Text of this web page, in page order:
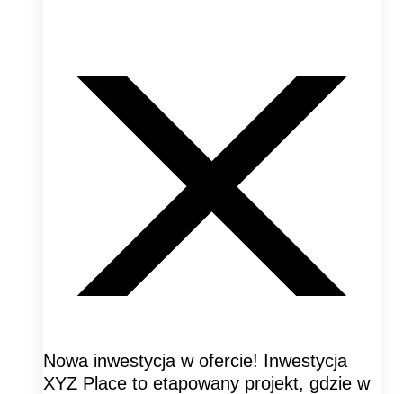
Nowa inwestycja w ofercie! Inwestycja
XYZ Place to etapowany projekt, gdzie w